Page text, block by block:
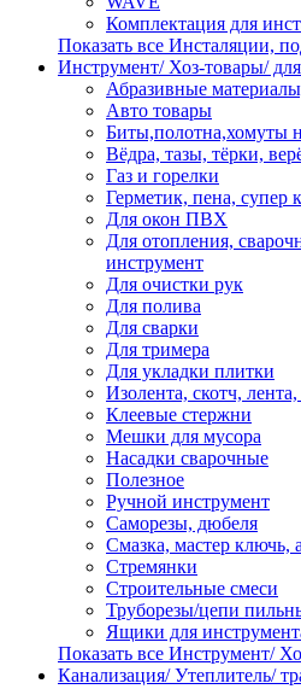
Комплектация для
Показать все Инсталяции,
Инструмент/ Хоз-товары/
Абразивные
Авто товары
Биты,полотна,хомуты
Вёдра, тазы, тёрки,
Газ и горелки
Герметик, пена, супер
Для окон ПВХ
Для отопления,
инструмент
Для очистки рук
Для полива
Для сварки
Для тримера
Для укладки плитки
Изолента, скотч,
Клеевые стержни
Мешки для мусора
Насадки сварочные
Полезное
Ручной инструмент
Саморезы, дюбеля
Смазка, мастер ключь,
Стремянки
Строительные смеси
Труборезы/цепи
Ящики для
Показать все Инструмент/
Канализация/ Утеплитель/